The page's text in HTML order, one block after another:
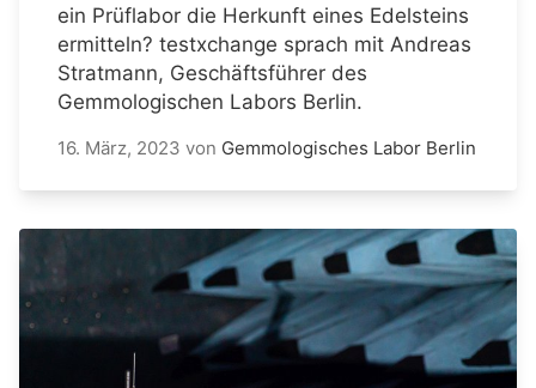
ein Prüflabor die Herkunft eines Edelsteins
ermitteln? testxchange sprach mit Andreas
Stratmann, Geschäftsführer des
Gemmologischen Labors Berlin.
16. März, 2023 von Gemmologisches Labor Berlin